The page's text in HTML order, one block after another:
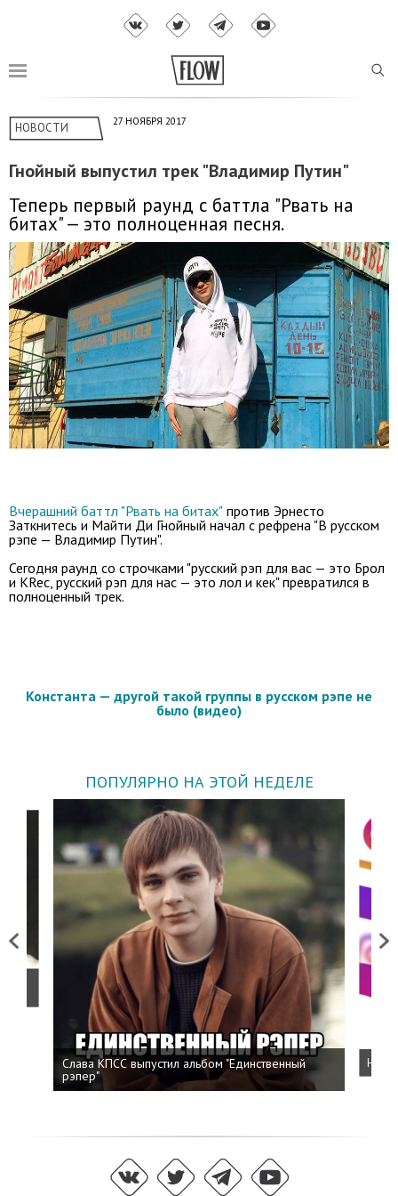
НОВОСТИ 27 НОЯБРЯ 2017
Гнойный выпустил трек "Владимир Путин"
Теперь первый раунд с баттла "Рвать на
битах" — это полноценная песня.
Вчерашний баттл "Рвать на битах" против Эрнесто
Заткнитесь и Майти Ди Гнойный начал с рефрена "В русском
рэпе — Владимир Путин".
Сегодня раунд со строчками "русский рэп для вас — это Брол
и KRec, русский рэп для нас — это лол и кек" превратился в
полноценный трек.
Константа — другой такой группы в русском рэпе не
было (видео)
ПОПУЛЯРНО НА ЭТОЙ НЕДЕЛЕ
Previous
Слава КПСС выпустил альбом "Единственный
рэпер"
Next